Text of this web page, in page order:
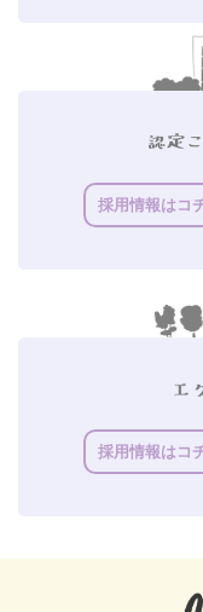
採用情報はコ
採用情報はコ